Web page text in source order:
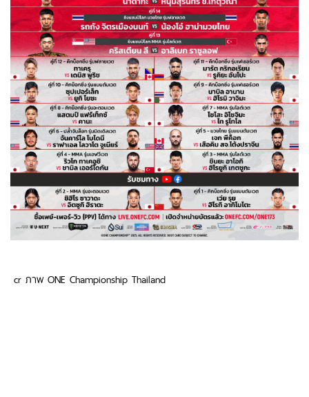
cr ภาพ ONE Championship Thailand